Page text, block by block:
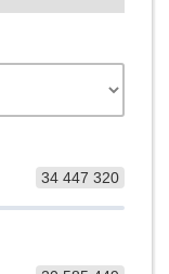
34 447 320